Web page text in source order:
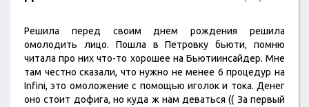
Решила перед своим днем рождения решила
омолодить лицо. Пошла в Петровку бьюти, помню
читала про них что-то хорошее на Бьютиинсайдер. Мне
там честно сказали, что нужно не менее 6 процедур на
Infini, это омоложение с помощью иголок и тока. Денег
оно стоит дофига, но куда ж нам деваться (( За первый